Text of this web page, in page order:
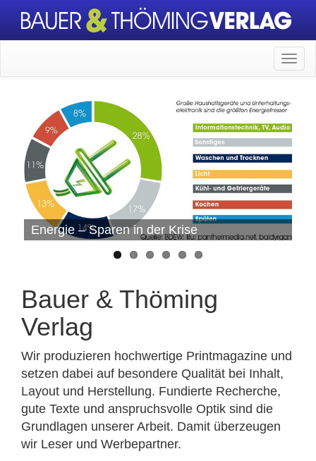
Energie – Sparen in der Krise
Bauer & Thöming
Verlag
Wir produzieren hochwertige Printmagazine und
setzen dabei auf besondere Qualität bei Inhalt,
Layout und Herstellung. Fundierte Recherche,
gute Texte und anspruchsvolle Optik sind die
Grundlagen unserer Arbeit. Damit überzeugen
wir Leser und Werbepartner.